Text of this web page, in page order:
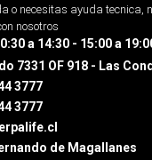
o necesitas ayuda tecnica,
nosotros
a 14:30 - 15:00 a
7331 OF 918 - Las
3777
3777
de Magallanes